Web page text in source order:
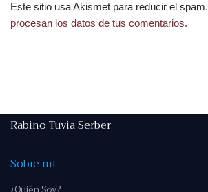
Este sitio usa Akismet para reducir el spam.
procesan los datos de tus comentarios.
Rabino Tuvia Serber
Sobre mi